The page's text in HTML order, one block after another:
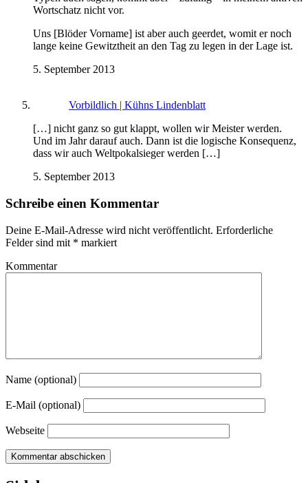
Wortschatz nicht vor.
Uns [Blöder Vorname] ist aber auch geerdet, womit er noch
lange keine Gewitztheit an den Tag zu legen in der Lage ist.
5. September 2013
Vorbildlich | Kühns Lindenblatt
[…] nicht ganz so gut klappt, wollen wir Meister werden.
Und im Jahr darauf auch. Dann ist die logische Konsequenz,
dass wir auch Weltpokalsieger werden […]
5. September 2013
Schreibe einen Kommentar
Deine E-Mail-Adresse wird nicht veröffentlicht. Erforderliche
Felder sind mit * markiert
Kommentar
Name (optional)
E-Mail (optional)
Webseite